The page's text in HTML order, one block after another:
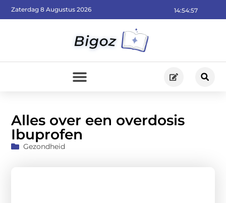
14:54:59
Zaterdag 8 Augustus 2026
Alles over een overdosis
Ibuprofen
Gezondheid